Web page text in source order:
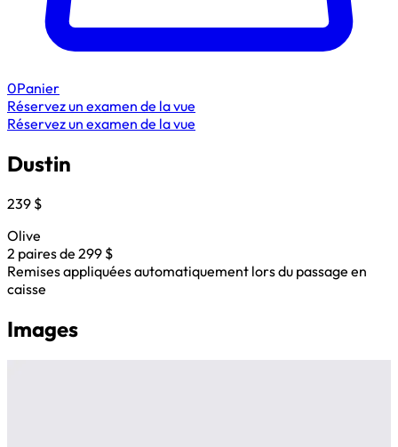
0Panier
Réservez un examen de la vue
Réservez un examen de la vue
Dustin
239 $
Olive
2 paires de 299 $
Remises appliquées automatiquement lors du passage en
caisse
Images